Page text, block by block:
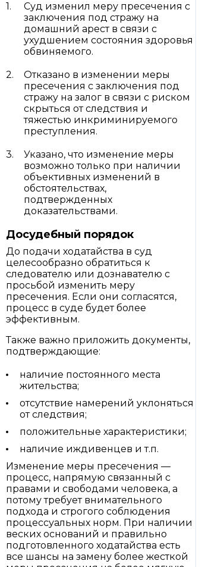
Суд изменил меру пресечения с
заключения под стражу на
домашний арест в связи с
ухудшением состояния здоровья
обвиняемого.
Отказано в изменении меры
пресечения с заключения под
стражу на залог в связи с риском
скрыться от следствия и
тяжестью инкриминируемого
преступления.
Указано, что изменение меры
возможно только при наличии
объективных изменений в
обстоятельствах,
подтвержденных
доказательствами.
Досудебный порядок
До подачи ходатайства в суд
целесообразно обратиться к
следователю или дознавателю с
просьбой изменить меру
пресечения. Если они согласятся,
процесс в суде будет более
эффективным.
Также важно приложить документы,
подтверждающие:
наличие постоянного места
жительства;
отсутствие намерений уклоняться
от следствия;
положительные характеристики;
наличие иждивенцев и т.п.
Изменение меры пресечения —
процесс, напрямую связанный с
правами и свободами человека, а
потому требует внимательного
подхода и строгого соблюдения
процессуальных норм. При наличии
веских оснований и правильно
подготовленного ходатайства есть
все шансы на замену более жесткой